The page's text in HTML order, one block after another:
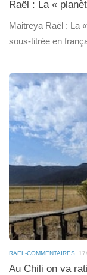
Raël : La «
Maitreya Raël : La
sous-titrée en
RAËL-COMMENTAIRES
Au Chili on va